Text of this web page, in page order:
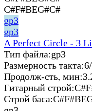
C#F#BEG#C#
gp3
gp3
A Perfect Circle - 3
Тип файла:gp3
Размерность такта:
Продолж-сть, мин:
Гитарный строй:
Строй баса: